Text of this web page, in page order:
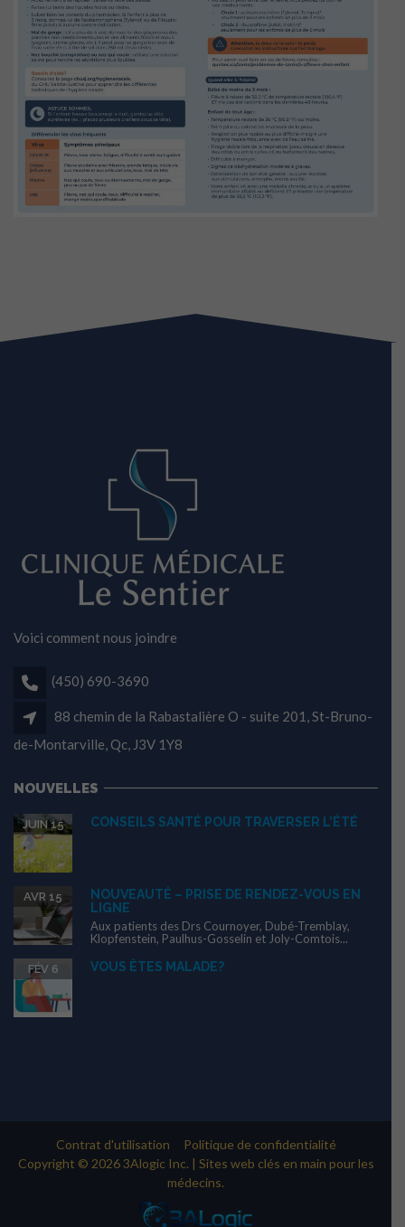
Voici comment nous joindre
(450) 690-3690
88 chemin de la Rabastalière O - suite 201, St-Bruno-
de-Montarville, Qc, J3V 1Y8
NOUVELLES
CONSEILS SANTÉ POUR TRAVERSER L’ÉTÉ
JUIN 15
NOUVEAUTÉ – PRISE DE RENDEZ-VOUS EN
LIGNE
AVR 15
Aux patients des Drs Cournoyer, Dubé-Tremblay,
Klopfenstein, Paulhus-Gosselin et Joly-Comtois...
VOUS ÊTES MALADE?
FÉV 6
Contrat d'utilisation
Politique de confidentialité
Copyright © 2026 3Alogic Inc. | Sites web clés en main pour les
médecins.